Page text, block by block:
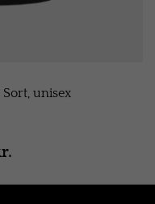
unisex